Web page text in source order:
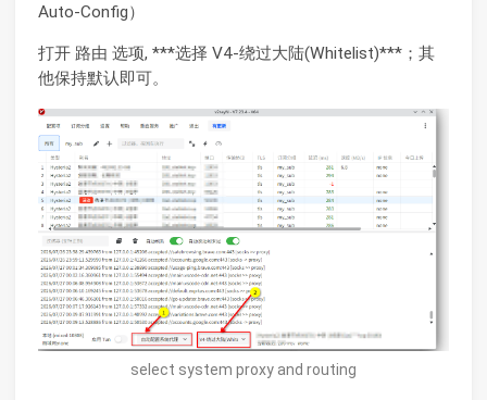
Auto-Config）
打开 路由 选项, ***选择 V4-绕过大陆(Whitelist)***；其
他保持默认即可。
select system proxy and routing